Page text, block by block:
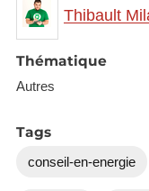
Thibault
Thématique
Autres
Tags
conseil-en-energie